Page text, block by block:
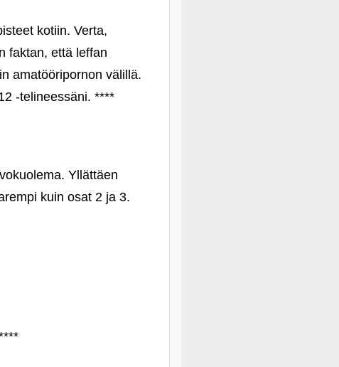
kotiin. Verta,
faktan, että leffan
amatööripornon välillä.
‑telineessäni. ****
Yllättäen
kuin osat 2 ja 3.